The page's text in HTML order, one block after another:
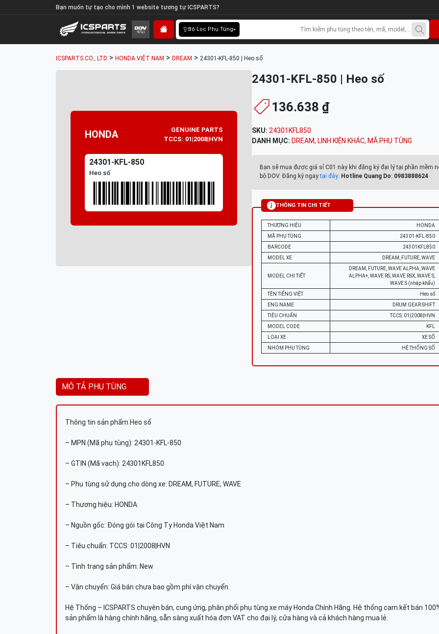
Bạn muốn tự tạo cho mình 1 website tương tự ICSPARTS?
Bộ Lọc Phụ Tùng
ICSPARTS CO., LTD > HONDA VIỆT NAM > DREAM > 24301-KFL-850 | Heo số
HONDA
GENUINE PARTS
TCCS: 01|2008|HVN
24301-KFL-850
Heo số
24301-KFL-850 | Heo số
136.638 ₫
SKU: 24301KFL850
DANH MỤC: DREAM, LINH KIỆN KHÁC, MÃ PHỤ TÙNG
Bạn sẽ mua được giá sỉ C01 này khi đăng ký đại lý tại phần mềm
bộ DOV. Đăng ký ngaytại đây. Hotline Quang Do: 0983888624
THÔNG TIN CHI TIẾT
THƯƠNG HIỆU
HONDA
MÃ PHỤ TÙNG
24301-KFL-850
BARCODE
24301KFL850
MODEL XE
DREAM, FUTURE, WAVE
MODEL CHI TIẾT
DREAM, FUTURE, WAVE ALPHA, WAVE
ALPHA+, WAVE RS, WAVE RSX, WAVE S,
WAVE S (nhập khẩu)
TÊN TIẾNG VIỆT
Heo số
ENG NAME
DRUM GEAR SHIFT
TIÊU CHUẨN
TCCS: 01|2008|HVN
MODEL CODE
KFL
LOẠI XE
XE SỐ
NHÓM PHỤ TÙNG
HỆ THỐNG SỐ
MÔ TẢ PHỤ TÙNG
Thông tin sản phẩm Heo số
– MPN (Mã phụ tùng): 24301-KFL-850
– GTIN (Mã vạch): 24301KFL850
– Phụ tùng sử dụng cho dòng xe: DREAM, FUTURE, WAVE
– Thương hiệu: HONDA
– Nguồn gốc: Đóng gói tại Công Ty Honda Việt Nam
– Tiêu chuẩn: TCCS: 01|2008|HVN
– Tình trạng sản phẩm: New
– Vận chuyển: Giá bán chưa bao gồm phí vận chuyển.
Hệ Thống – ICSPARTS chuyên bán, cung ứng, phân phối phụ tùng xe máy Honda Chính Hãng. Hệ thống cam kết bán
sản phẩm là hàng chính hãng, sẵn sàng xuất hóa đơn VAT cho đại lý, cửa hàng và cả khách hàng mua lẻ.